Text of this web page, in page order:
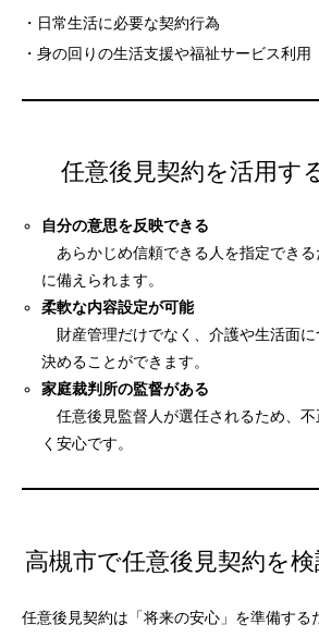
・日常生活に必要な契約行為
・身の回りの生活支援や福祉サービス利用
任意後見契約を活用す
自分の意思を反映できる
あらかじめ信頼できる人を指定でき
に備えられます。
柔軟な内容設定が可能
財産管理だけでなく、介護や生活面に
決めることができます。
家庭裁判所の監督がある
任意後見監督人が選任されるため、
く安心です。
高槻市で任意後見契約を
任意後見契約は「将来の安心」を準備する